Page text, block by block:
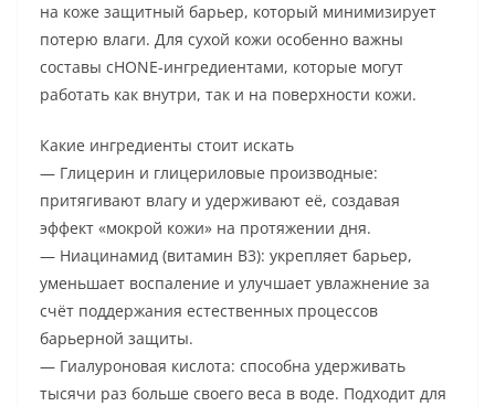
на коже защитный барьер, который минимизирует
потерю влаги. Для сухой кожи особенно важны
составы сHONE-ингредиентами, которые могут
работать как внутри, так и на поверхности кожи.
Какие ингредиенты стоит искать
— Глицерин и глицериловые производные:
притягивают влагу и удерживают её, создавая
эффект «мокрой кожи» на протяжении дня.
— Ниацинамид (витамин B3): укрепляет барьер,
уменьшает воспаление и улучшает увлажнение за
счёт поддержания естественных процессов
барьерной защиты.
— Гиалуроновая кислота: способна удерживать
тысячи раз больше своего веса в воде. Подходит для